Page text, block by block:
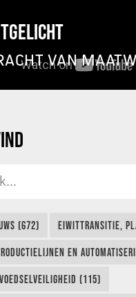
VAN
(672) EIWITTRANSITIE,
EN
(115)